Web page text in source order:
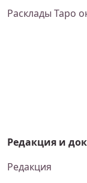
Расклады Таро
Редакция и
Редакция